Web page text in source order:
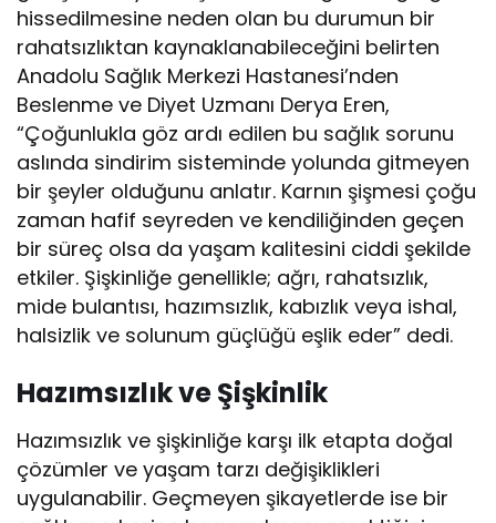
hissedilmesine neden olan bu durumun bir
rahatsızlıktan kaynaklanabileceğini belirten
Anadolu Sağlık Merkezi Hastanesi’nden
Beslenme ve Diyet Uzmanı Derya Eren,
“Çoğunlukla göz ardı edilen bu sağlık sorunu
aslında sindirim sisteminde yolunda gitmeyen
bir şeyler olduğunu anlatır. Karnın şişmesi çoğu
zaman hafif seyreden ve kendiliğinden geçen
bir süreç olsa da yaşam kalitesini ciddi şekilde
etkiler. Şişkinliğe genellikle; ağrı, rahatsızlık,
mide bulantısı, hazımsızlık, kabızlık veya ishal,
halsizlik ve solunum güçlüğü eşlik eder” dedi.
Hazımsızlık ve Şişkinlik
Hazımsızlık ve şişkinliğe karşı ilk etapta doğal
çözümler ve yaşam tarzı değişiklikleri
uygulanabilir. Geçmeyen şikayetlerde ise bir